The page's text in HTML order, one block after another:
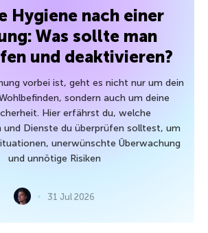
Hygiene nach einer
Was sollte man
und deaktivieren?
vorbei ist, geht es nicht nur um dein
sondern auch um deine
Hier erfährst du, welche
und Dienste du überprüfen solltest, um
unerwünschte Überwachung
und unnötige Risiken
31 Jul 2026